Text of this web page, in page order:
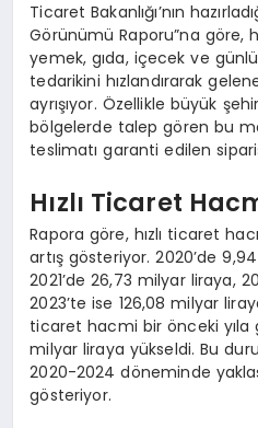
Ticaret Bakanlığı’nın
Görünümü Raporu”na göre,
yemek, gıda, içecek ve
tedarikini hızlandırarak
ayrışıyor. Özellikle büyük
bölgelerde talep gören bu
teslimatı garanti edilen
Hızlı Ticaret
Rapora göre, hızlı ticaret
artış gösteriyor. 2020’de
2021’de 26,73 milyar liraya,
2023’te ise 126,08 milyar
ticaret hacmi bir önceki yıla
milyar liraya yükseldi. Bu
2020-2024 döneminde
gösteriyor.